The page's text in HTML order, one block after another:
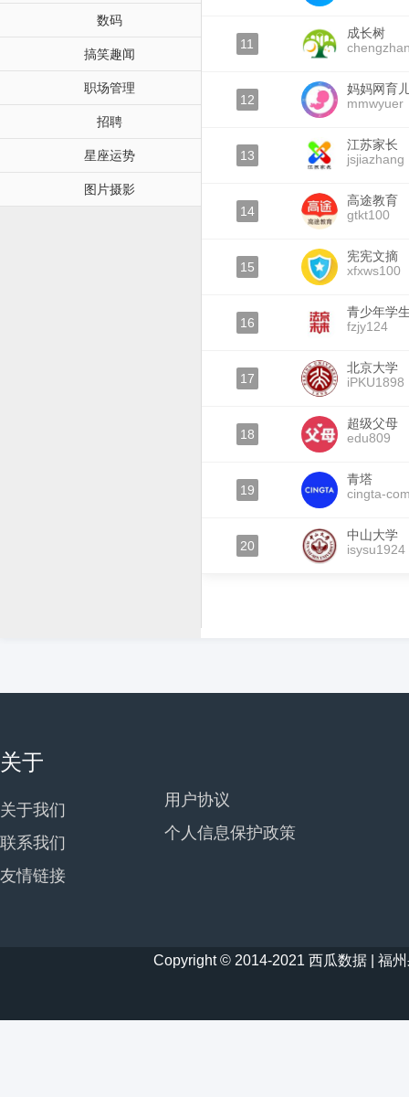
数码
搞笑趣闻
职场管理
招聘
星座运势
图片摄影
11
成长树
12
妈妈网育
mmwyuer
13
江苏家长
jsjiazhang
14
高途教育
gtkt100
15
宪宪文摘
xfxws100
16
青少年学
fzjy124
17
北京大学
iPKU1898
18
超级父母
edu809
19
青塔
cingta-
20
中山大学
isysu1924
关于
关于我们
联系我们
友情链接
用户协议
个人信息保护政策
Copyright © 2014-2021 西瓜数据 | 福